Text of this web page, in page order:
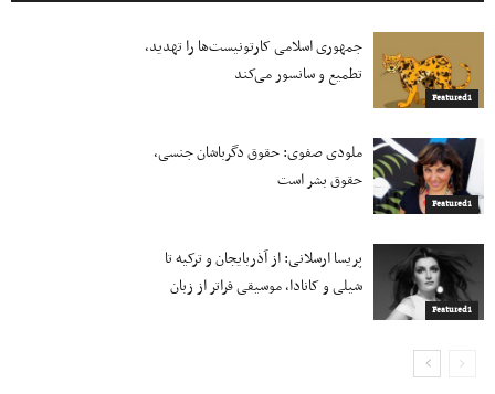
Featured1
جمهوری اسلامی کارتونیست‌ها را تهدید،
تطمیع و سانسور می‌کند
Featured1
ملودی صفوی: حقوق دگرباشان جنسی،
حقوق بشر است
Featured1
پریسا ارسلانی: از آذربایجان و ترکیه تا
شیلی و کانادا، موسیقی فراتر از زبان